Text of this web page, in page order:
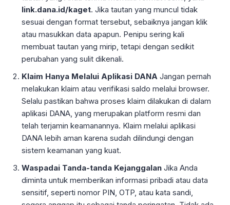
link.dana.id/kaget. Jika tautan yang muncul tidak
sesuai dengan format tersebut, sebaiknya jangan klik
atau masukkan data apapun. Penipu sering kali
membuat tautan yang mirip, tetapi dengan sedikit
perubahan yang sulit dikenali.
Klaim Hanya Melalui Aplikasi DANA Jangan pernah
melakukan klaim atau verifikasi saldo melalui browser.
Selalu pastikan bahwa proses klaim dilakukan di dalam
aplikasi DANA, yang merupakan platform resmi dan
telah terjamin keamanannya. Klaim melalui aplikasi
DANA lebih aman karena sudah dilindungi dengan
sistem keamanan yang kuat.
Waspadai Tanda-tanda Kejanggalan Jika Anda
diminta untuk memberikan informasi pribadi atau data
sensitif, seperti nomor PIN, OTP, atau kata sandi,